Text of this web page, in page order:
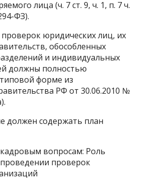
лица (ч. 7 ст. 9, ч. 1, п. 7 ч.
ФЗ).
юридических лиц, их
обособленных
и индивидуальных
должны полностью
форме из
РФ от 30.06.2010 №
должен содержать план
вопросам: Роль
проверок